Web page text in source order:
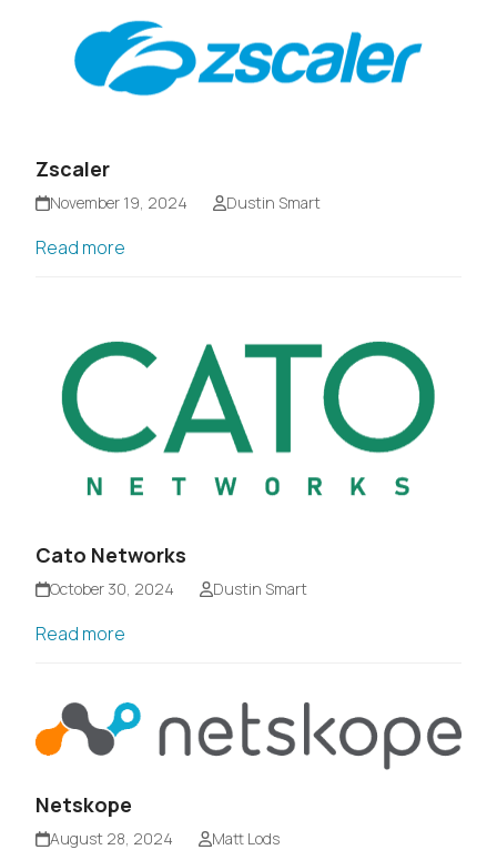
Zscaler
November 19, 2024 Dustin Smart
Read more
Cato Networks
October 30, 2024 Dustin Smart
Read more
Netskope
August 28, 2024 Matt Lods